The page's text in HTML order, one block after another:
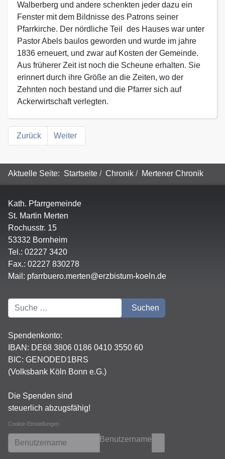
Walberberg und andere schenkten jeder dazu ein
Fenster mit dem Bildnisse des Patrons seiner
Pfarrkirche. Der nördliche Teil des Hauses war unter
Pastor Abels baulos geworden und wurde im jahre
1836 erneuert, und zwar auf Kosten der Gemeinde.
Aus früherer Zeit ist noch die Scheune erhalten. Sie
erinnert durch ihre Größe an die Zeiten, wo der
Zehnten noch bestand und die Pfarrer sich auf
Ackerwirtschaft verlegten.
Zurück Weiter
Aktuelle Seite: Startseite Chronik Mertener Chronik
Kath. Pfarrgemeinde
St. Martin Merten
Rochusstr. 15
53332 Bornheim
Tel.: 02227 3420
Fax.: 02227 830278
Mail: pfarrbuero.merten@erzbistum-koeln.de
Suchen Suchen
Spendenkonto:
IBAN: DE68 3806 0186 0410 3550 60
BIC: GENODED1BRS
(Volksbank Köln Bonn e.G.)
Die Spenden sind
steuerlich abzugsfähig!
Cookie-Einstellungen
Benutzername